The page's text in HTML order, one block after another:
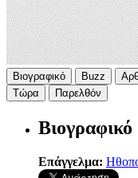
Βιογραφικό Buzz
Τώρα
Παρελθόν
Βιογραφικό
Επάγγελμα: